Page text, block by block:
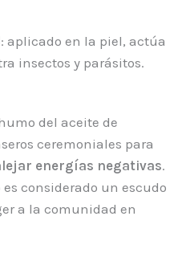
: aplicado en la piel, actúa
insectos y parásitos.
del aceite de
ceremoniales para
energías negativas.
considerado un escudo
a la comunidad en